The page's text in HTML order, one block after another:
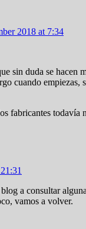
2018 at 7:34
sin duda se
cuando
fabricantes todavía
a consultar
vamos a volver.